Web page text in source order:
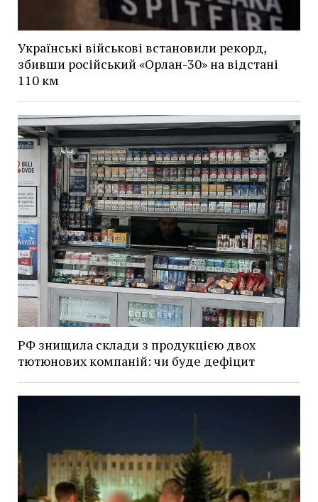
Українські військові встановили рекорд,
збивши російський «Орлан-30» на відстані
110 км
РФ знищила склади з продукцією двох
тютюнових компаній: чи буде дефіцит